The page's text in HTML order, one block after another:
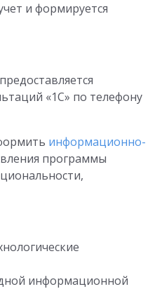
и формируется
«1С» по телефону
информационно-
программы
информационной